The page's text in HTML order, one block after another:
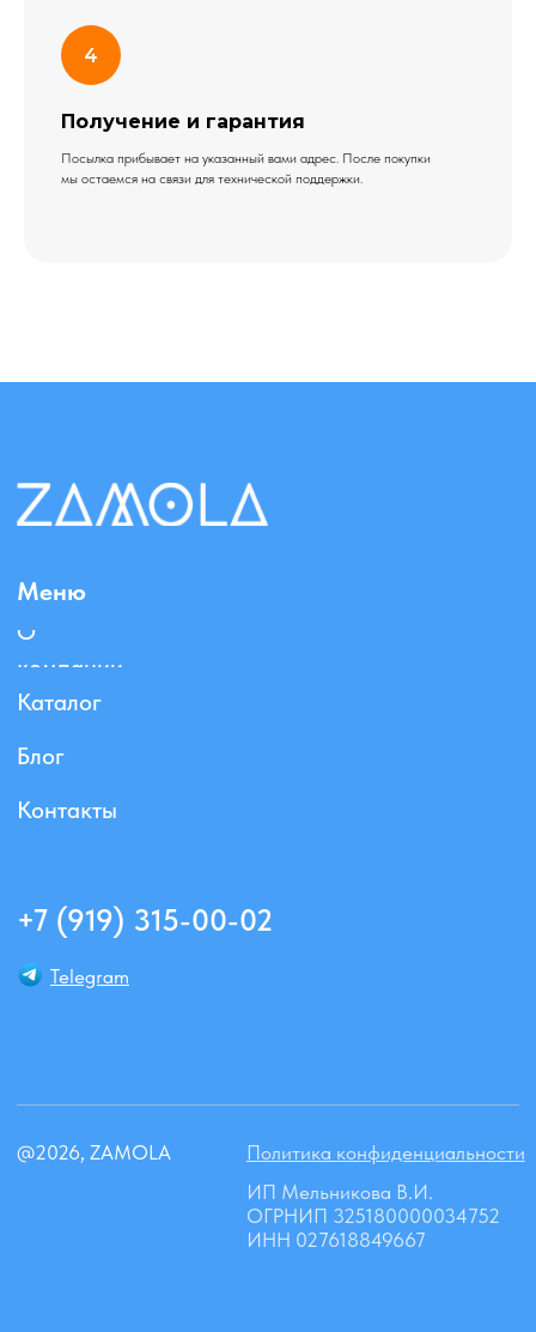
Получение и гарантия
Посылка прибывает на указанный вами адрес. После покупки
мы остаемся на связи для технической поддержки.
Контакты
Telegram
+7 (919) 315-00-02